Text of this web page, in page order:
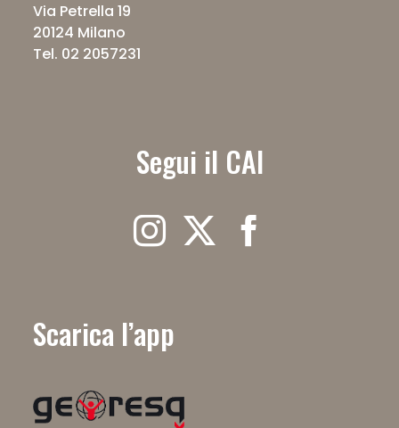
Via Petrella 19
20124 Milano
Tel. 02 2057231
Segui il CAI
Scarica l’app